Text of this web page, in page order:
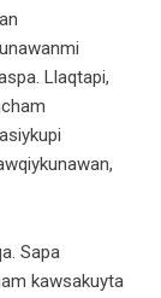
Llaqtapi,
Sapa
kawsakuyta